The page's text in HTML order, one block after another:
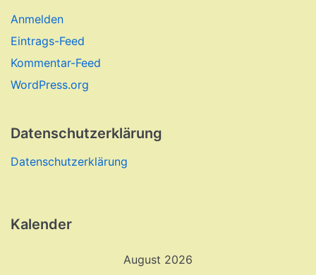
Anmelden
Eintrags-Feed
Kommentar-Feed
WordPress.org
Datenschutzerklärung
Datenschutzerklärung
Kalender
August 2026